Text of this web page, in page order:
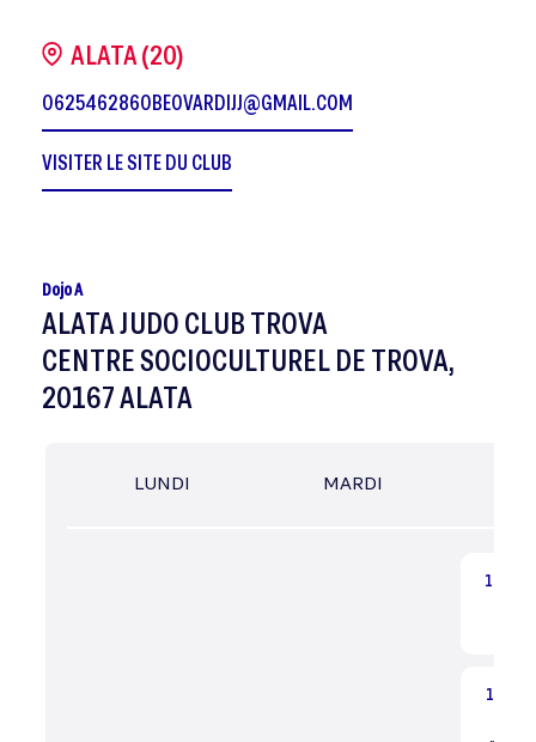
ALATA (20)
0625462860BEOVARDIJJ@GMAIL.COM
VISITER LE SITE DU CLUB
Dojo A
ALATA JUDO CLUB TROVA
CENTRE SOCIOCULTUREL DE TROVA,
20167 ALATA
LUNDI MARDI
16:45
17:30